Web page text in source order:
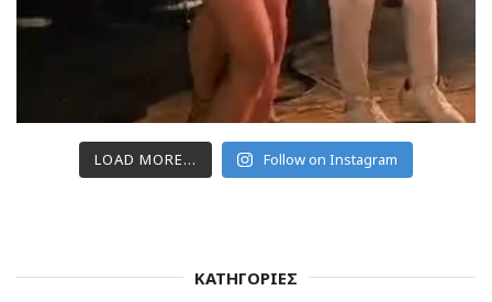
LOAD MORE... Follow on Instagram
ΚΑΤΗΓΟΡΙΕΣ